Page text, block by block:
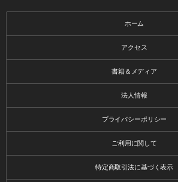
ホーム
アクセス
書籍＆メディア
法人情報
プライバシーポリシー
ご利用に関して
特定商取引法に基づく表示